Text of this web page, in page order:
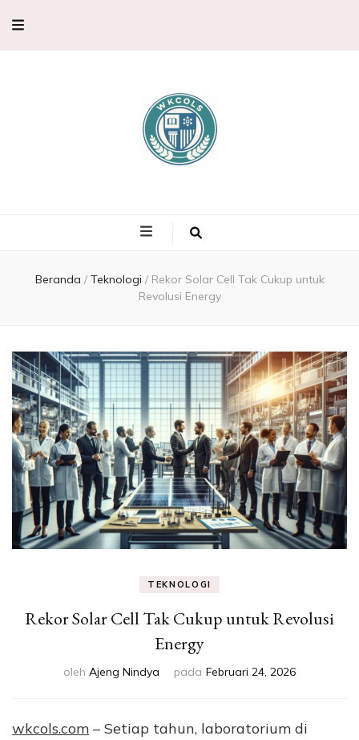
Pembahasan
Ilmu
Pengetahuan,
Eksperimen &
Fakta Sains
Beranda / Teknologi / Rekor Solar Cell Tak Cukup untuk
Revolusi Energy
TEKNOLOGI
Rekor Solar Cell Tak Cukup untuk Revolusi
Energy
oleh Ajeng Nindya pada Februari 24, 2026
wkcols.com – Setiap tahun, laboratorium di